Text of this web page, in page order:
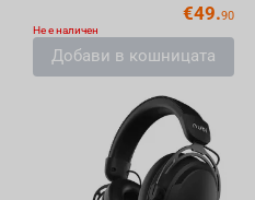
€49.90
Не е наличен
Добави в кошницата